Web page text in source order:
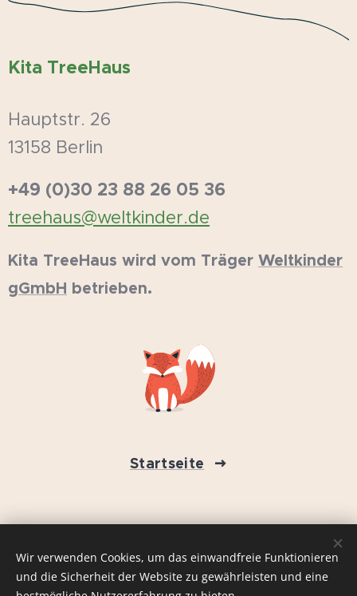
Kita TreeHaus
Hauptstr. 26
13158 Berlin
+49 (0)30 23 88 26 05 36
treehaus@weltkinder.de
Kita TreeHaus wird vom Träger Weltkinder
gGmbH betrieben.
Startseite
Wir verwenden Cookies, um das einwandfreie Funktionieren
und die Sicherheit der Website zu gewährleisten und eine